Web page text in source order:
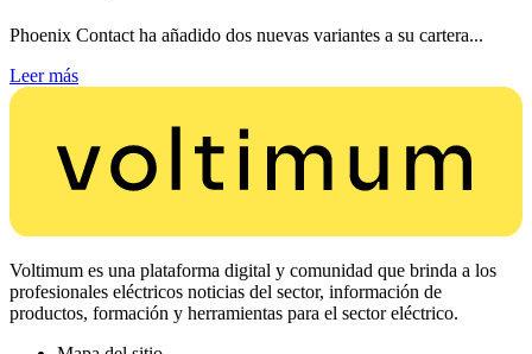
Phoenix Contact ha añadido dos nuevas variantes a su cartera...
Leer más
Voltimum es una plataforma digital y comunidad que brinda a los
profesionales eléctricos noticias del sector, información de
productos, formación y herramientas para el sector eléctrico.